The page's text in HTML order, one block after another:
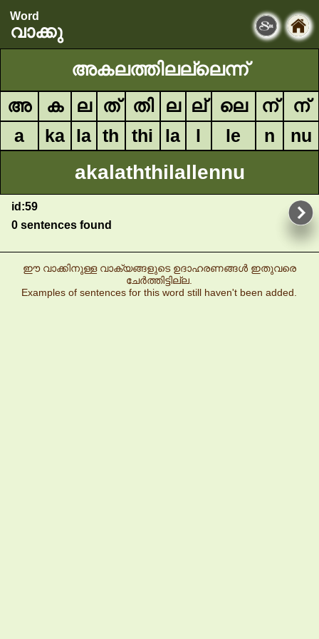
Word
വാക്കു
അകലത്തിലല്ലെന്ന്
അ ക ല ത് തി ല ല് ലെ ന്
ന്
a
ka la th thi la l le n nu
akalaththilallennu
id:59
0 sentences found
ഈ വാക്കിനുള്ള വാക്യങ്ങളുടെ ഉദാഹരണങ്ങൾ ഇതുവരെ
ചേർത്തിട്ടില്ല.
Examples of sentences for this word still haven't been added.